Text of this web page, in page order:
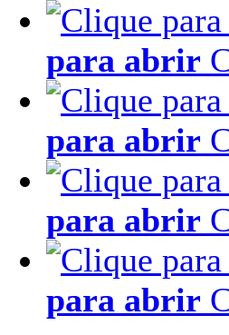
para abrir
para abrir
para abrir
para abrir